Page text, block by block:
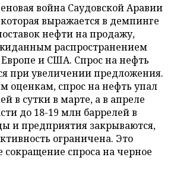
война Саудовской Аравии
выражается в демпинге
нефти на продажу,
распространением
и США. Спрос на нефть
при увеличении предложения.
оценкам, спрос на нефть упал
в сутки в марте, а в апреле
до 18-19 млн баррелей в
и предприятия закрываются,
ограничена. Это
сокращение спроса на черное